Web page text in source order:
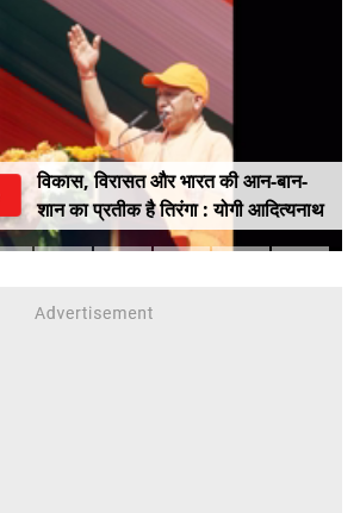
विकास, विरासत और भारत की आन-बान-
शान का प्रतीक है तिरंगा : योगी आदित्यनाथ